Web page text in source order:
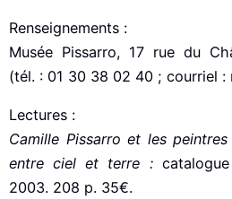
Renseignements :
Musée Pissarro, 17 rue du
(tél. : 01 30 38 02 40 ; courriel :
Lectures :
Camille Pissarro et les
entre ciel et terre :
2003. 208 p. 35€.